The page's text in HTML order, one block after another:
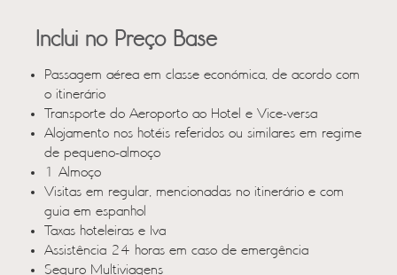
Inclui no Preço Base
Passagem aérea em classe económica, de acordo com
o itinerário
Transporte do Aeroporto ao Hotel e Vice-versa
Alojamento nos hotéis referidos ou similares em regime
de pequeno-almoço
1 Almoço
Visitas em regular, mencionadas no itinerário e com
guia em espanhol
Taxas hoteleiras e Iva
Assistência 24 horas em caso de emergência
Seguro Multiviagens